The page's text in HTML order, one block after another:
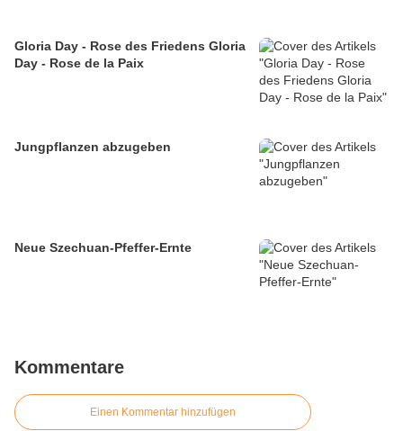
Gloria Day - Rose des Friedens Gloria
Day - Rose de la Paix
Jungpflanzen abzugeben
Neue Szechuan-Pfeffer-Ernte
Kommentare
Einen Kommentar hinzufügen